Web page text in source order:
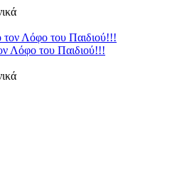
Λόφο του Παιδιού!!!